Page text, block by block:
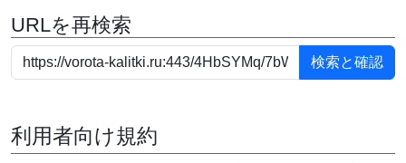
URLを再検索
利用者向け規約